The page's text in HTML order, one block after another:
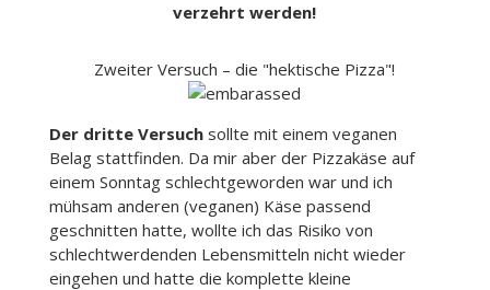
verzehrt werden!
Zweiter Versuch – die "hektische Pizza"!
Der dritte Versuchsollte mit einem veganen
Belag stattfinden. Da mir aber der Pizzakäse auf
einem Sonntag schlechtgeworden war und ich
mühsam anderen (veganen) Käse passend
geschnitten hatte, wollte ich das Risiko von
schlechtwerdenden Lebensmitteln nicht wieder
eingehen und hatte die komplette kleine